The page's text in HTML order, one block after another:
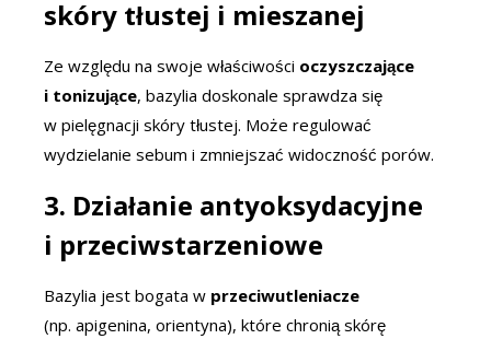
skóry tłustej i mieszanej
Ze względu na swoje właściwości oczyszczające
i tonizujące, bazylia doskonale sprawdza się
w pielęgnacji skóry tłustej. Może regulować
wydzielanie sebum i zmniejszać widoczność porów.
3. Działanie antyoksydacyjne
i przeciwstarzeniowe
Bazylia jest bogata w przeciwutleniacze
(np. apigenina, orientyna), które chronią skórę